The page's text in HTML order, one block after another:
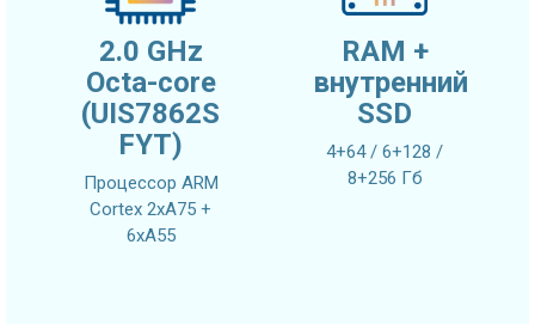
2.0 GHz
Octa-core
(UIS7862S
FYT)
Процессор ARM
Cortex 2xA75 +
6xA55
RAM +
внутренний
SSD
4+64 / 6+128 /
8+256 Гб